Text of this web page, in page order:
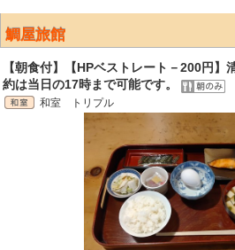
鯛屋旅館
【朝食付】【HPベストレート－200円】
約は当日の17時まで可能です。
和室 トリプル